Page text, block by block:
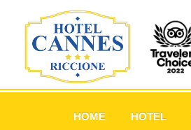
HOME HOTEL